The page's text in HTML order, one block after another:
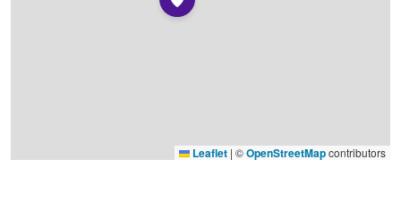
Leaflet | ©OpenStreetMapcontributors